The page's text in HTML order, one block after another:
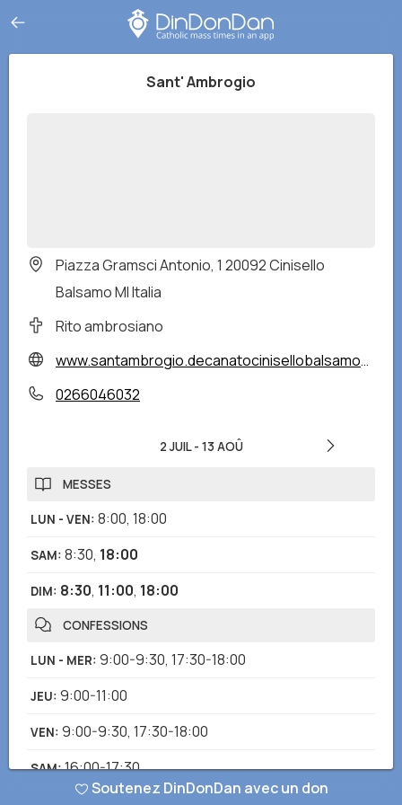
Sant' Ambrogio
Piazza Gramsci Antonio, 1 20092 Cinisello
Balsamo MI Italia
Rito ambrosiano
www.santambrogio.decanatocinisellobalsamo.org/
0266046032
2 JUIL- 13 AOÛ
MESSES
LUN - VEN: 8:00, 18:00
SAM: 8:30, 18:00
DIM: 8:30, 11:00, 18:00
CONFESSIONS
LUN - MER: 9:00-9:30, 17:30-18:00
JEU: 9:00-11:00
VEN: 9:00-9:30, 17:30-18:00
SAM:16:00-17:30
Soutenez DinDonDan avec un don